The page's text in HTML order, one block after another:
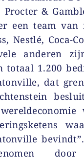
&
een team van
Nestlé, Coca-
anderen
totaal 1.200
dat
bevindt”.
door